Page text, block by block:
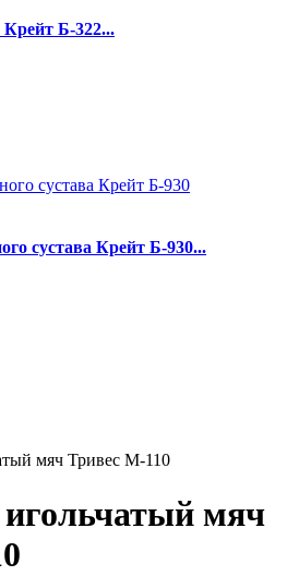
Б-322...
сустава Крейт Б-930...
мяч Тривес М-110
мяч